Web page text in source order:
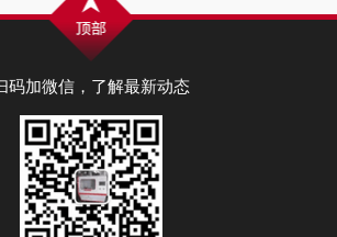
码加微信，了解最新动态